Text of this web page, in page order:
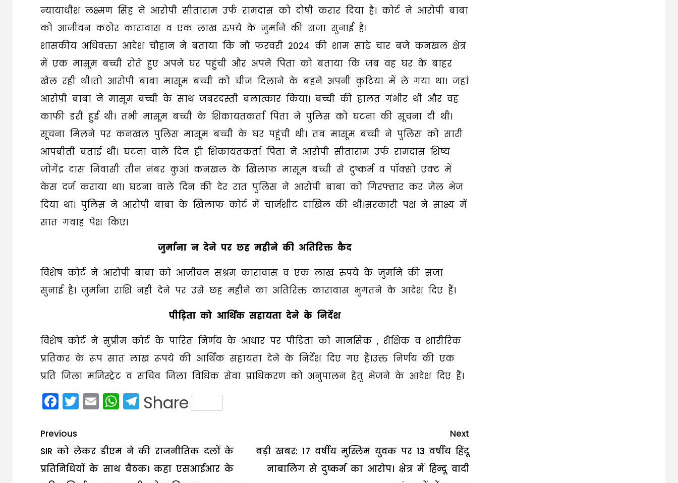
न्यायाधीश लक्ष्मण सिंह ने आरोपी सीताराम उर्फ रामदास को दोषी करार दिया है। कोर्ट ने आरोपी बाबा
को आजीवन कठोर कारावास व एक लाख रुपये के जुर्माने की सजा सुनाई है।
शासकीय अधिवक्ता आदेश चौहान ने बताया कि नौ फरवरी 2024 की शाम साढ़े चार बजे कनखल क्षेत्र
में एक मासूम बच्ची रोते हुए अपने घर पहुंची और अपने पिता को बताया कि जब वह घर के बाहर
खेल रही थी।तो आरोपी बाबा मासूम बच्ची को चीज दिलाने के बहने अपनी कुटिया में ले गया था। जहां
आरोपी बाबा ने मासूम बच्ची के साथ जबरदस्ती बलात्कार किया। बच्ची की हालत गंभीर थी और वह
काफी डरी हुई थी। तभी मासूम बच्ची के शिकायतकर्ता पिता ने पुलिस को घटना की सूचना दी थी।
सूचना मिलने पर कनखल पुलिस मासूम बच्ची के घर पहुंची थी। तब मासूम बच्ची ने पुलिस को सारी
आपबीती बताई थी। घटना वाले दिन ही शिकायतकर्ता पिता ने आरोपी सीताराम उर्फ रामदास शिष्य
जोगेंद्र दास निवासी तीन नंबर कुआं कनखल के खिलाफ मासूम बच्ची से दुष्कर्म व पॉक्सो एक्ट में
केस दर्ज कराया था। घटना वाले दिन की देर रात पुलिस ने आरोपी बाबा को गिरफ्तार कर जेल भेज
दिया था। पुलिस ने आरोपी बाबा के खिलाफ कोर्ट में चार्जशीट दाखिल की थी।सरकारी पक्ष ने साक्ष्य में
सात गवाह पेश किए।
जुर्माना न देने पर छह महीने की अतिरिक्त कैद
विशेष कोर्ट ने आरोपी बाबा को आजीवन सश्रम कारावास व एक लाख रुपये के जुर्माने की सजा
सुनाई है। जुर्माना राशि नही देने पर उसे छह महीने का अतिरिक्त कारावास भुगतने के आदेश दिए हैं।
पीड़िता को आर्थिक सहायता देने के निर्देश
विशेष कोर्ट ने सुप्रीम कोर्ट के पारित निर्णय के आधार पर पीड़िता को मानसिक , शैक्षिक व शारीरिक
प्रतिकर के रूप सात लाख रूपये की आर्थिक सहायता देने के निर्देश दिए गए हैं।उक्त निर्णय की एक
प्रति जिला मजिस्ट्रेट व सचिव जिला विधिक सेवा प्राधिकरण को अनुपालन हेतु भेजने के आदेश दिए हैं।
Facebook
Twitter
EmailWhatsApp
Telegram
Share
Post
navigation
Previous
SIR को लेकर डीएम ने की राजनीतिक दलों के
प्रतिनिधियों के साथ बैठक। कहा एसआईआर के
Next
बड़ी खबर: 17 वर्षीय मुस्लिम युवक पर 13 वर्षीय हिंदू
नाबालिग से दुष्कर्म का आरोप। क्षेत्र में हिन्दू वादी